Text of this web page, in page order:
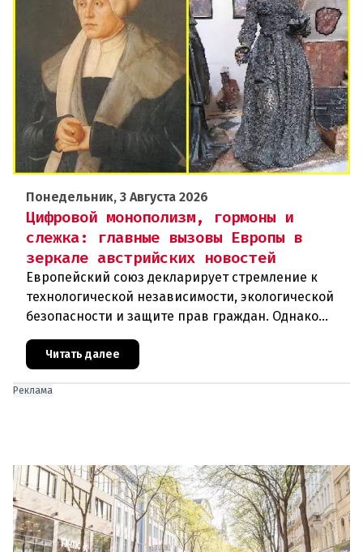
Понедельник, 3 Августа 2026
Цифровой монополизм, гормоны и
слежка: главные вызовы Европы в
зеркале австрийских новостей
Европейский союз декларирует стремление к
технологической независимости, экологической
безопасности и защите прав граждан. Однако
последние события в Австрии и решение
Брюсселя показывают: реальная п
Читать далее
Реклама